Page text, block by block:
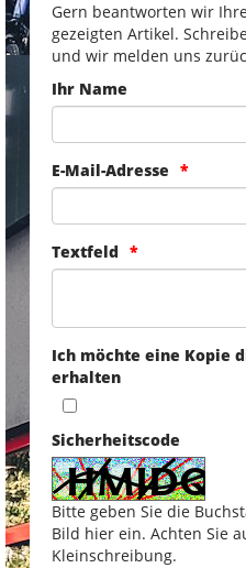
Gern beantworten wir
gezeigten Artikel.
und wir melden uns
Ihr Name
E-Mail-Adresse
Textfeld
Ich möchte eine Kopie
erhalten
Sicherheitscode
Bitte geben Sie die
Bild hier ein. Achten Sie
Kleinschreibung.